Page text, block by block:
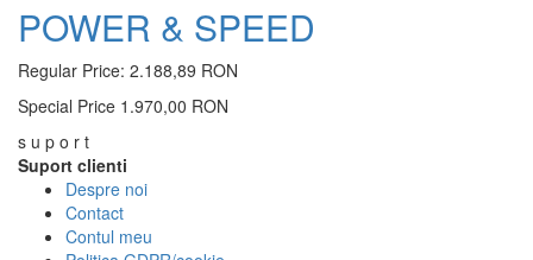
POWER & SPEED
Regular Price: 2.188,89 RON
Special Price 1.970,00 RON
s u p o r t
Suport clienti
Despre noi
Contact
Contul meu